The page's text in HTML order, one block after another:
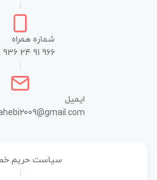
شماره همراه
936 24 91 966
ایمیل
سیاست حریم